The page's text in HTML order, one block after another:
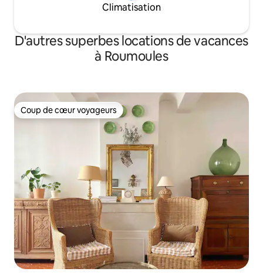
Climatisation
D'autres superbes locations de vacances
à Roumoules
Coup de cœur voyageurs
Coup de cœur voyageurs